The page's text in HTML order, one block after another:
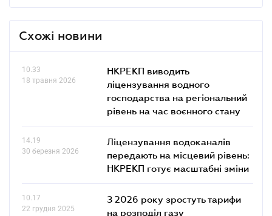
Схожі новини
10.33
18 травня 2026
НКРЕКП виводить
ліцензування водного
господарства на регіональний
рівень на час воєнного стану
14.19
30 березня 2026
Ліцензування водоканалів
передають на місцевий рівень:
НКРЕКП готує масштабні зміни
10.17
22 грудня 2025
З 2026 року зростуть тарифи
на розподіл газу